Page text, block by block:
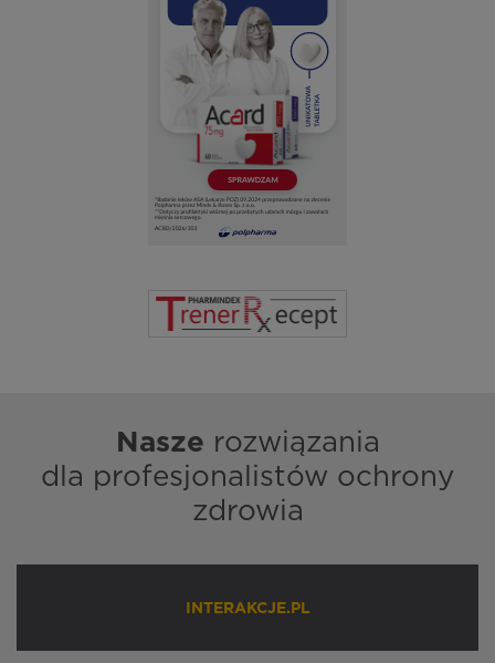
Nasze rozwiązania
dla profesjonalistów ochrony
zdrowia
INTERAKCJE.PL